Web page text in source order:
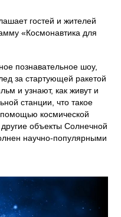
гостей и жителей
«Космонавтика для
познавательное шоу,
за стартующей ракетой
и узнают, как живут и
станции, что такое
помощью космической
объекты Солнечной
научно-популярными